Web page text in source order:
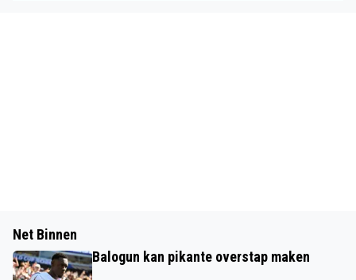
Net Binnen
Balogun kan pikante overstap maken